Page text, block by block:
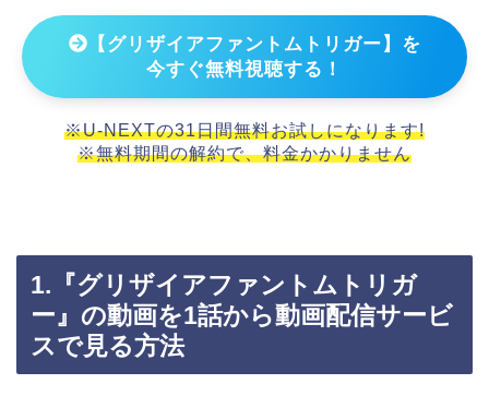
【グリザイアファントムトリガー】を
今すぐ無料視聴する！
※U-NEXTの31日間無料お試しになります!
※無料期間の解約で、料金かかりません
1.『グリザイアファントムトリガ
ー』の動画を1話から動画配信サービ
スで見る方法